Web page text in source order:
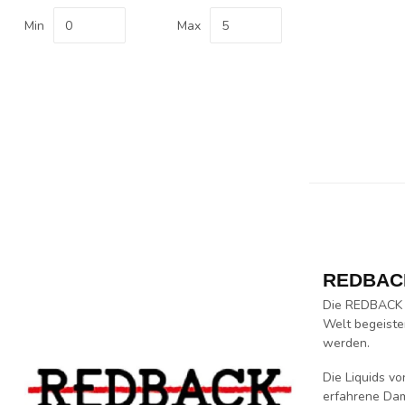
Min Max
Die REDBACK
Welt
werden.
Die Liquids
erfahrene